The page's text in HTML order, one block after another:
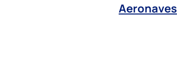
Aeronaves